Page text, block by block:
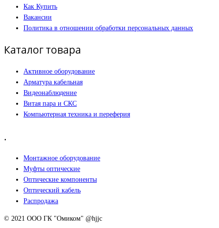
Как Купить
Вакансии
Политика в отношении обработки персональных данных
Каталог товара
Активное оборудование
Арматура кабельная
Видеонаблюдение
Витая пара и СКС
Компьютерная техника и переферия
.
Монтажное оборудование
Муфты оптические
Оптические компоненты
Оптический кабель
Распродажа
© 2021 ООО ГК "Омиком" @hjjc